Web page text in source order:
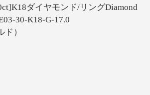
ダイヤモンド/リングDiamond
30-K18-G-17.0
）